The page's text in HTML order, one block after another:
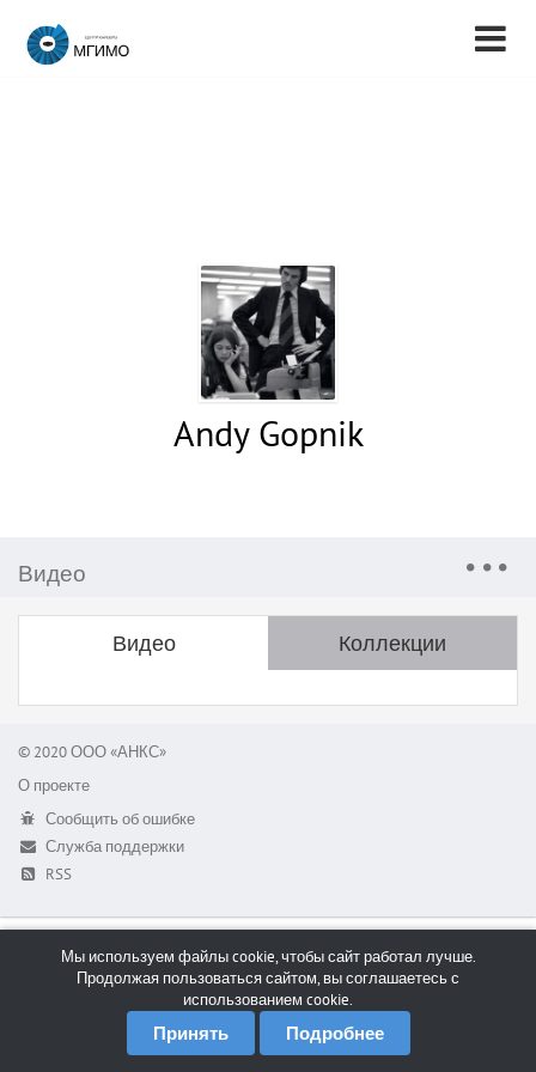
Andy Gopnik
Видео
Видео Коллекции
© 2020 ООО «АНКС»
О проекте
Сообщить об ошибке
Служба поддержки
RSS
Мы используем файлы cookie, чтобы сайт работал лучше.
Продолжая пользоваться сайтом, вы соглашаетесь с
использованием cookie.
Принять Подробнее